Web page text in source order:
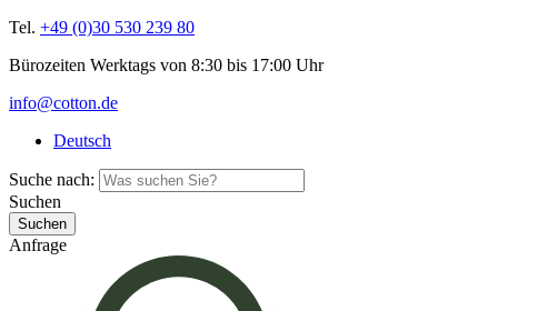
Tel. +49 (0)30 530 239 80
Bürozeiten Werktags von 8:30 bis 17:00 Uhr
info@cotton.de
Deutsch
Suche nach:
Suchen
Anfrage